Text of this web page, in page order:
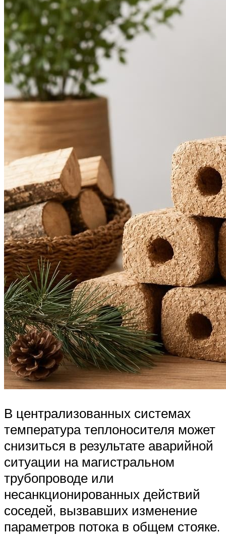
В централизованных системах
температура теплоносителя может
снизиться в результате аварийной
ситуации на магистральном
трубопроводе или
несанкционированных действий
соседей, вызвавших изменение
параметров потока в общем стояке.